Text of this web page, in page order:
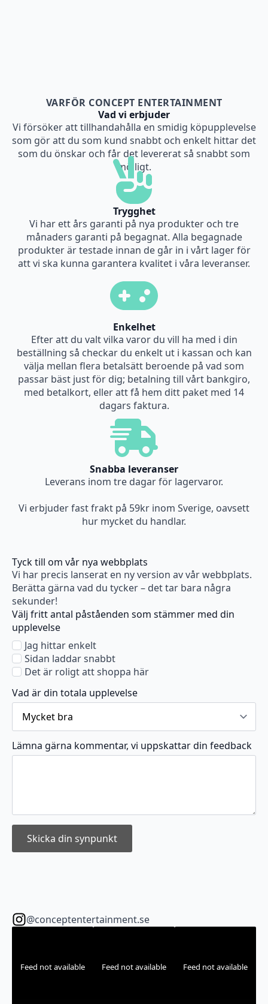
VARFÖR CONCEPT ENTERTAINMENT
Vad vi erbjuder
Vi försöker att tillhandahålla en smidig köpupplevelse
som gör att du som kund snabbt och enkelt hittar det
som du önskar och får det levererat så snabbt som
möjligt.
Trygghet
Vi har ett års garanti på nya produkter och tre
månaders garanti på begagnat. Alla begagnade
produkter är testade innan de går in i vårt lager för
att vi ska kunna garantera kvalitet i våra leveranser.
Enkelhet
Efter att du valt vilka varor du vill ha med i din
beställning så checkar du enkelt ut i kassan och kan
välja mellan flera betalsätt beroende på vad som
passar bäst just för dig; betalning till vårt bankgiro,
med betalkort, eller att få hem ditt paket med 14
dagars faktura.
Snabba leveranser
Leverans inom tre dagar för lagervaror.
Vi erbjuder fast frakt på 59kr inom Sverige, oavsett
hur mycket du handlar.
Tyck till om vår nya webbplats
Vi har precis lanserat en ny version av vår webbplats.
Berätta gärna vad du tycker – det tar bara några
sekunder!
Välj fritt antal påståenden som stämmer med din
upplevelse
Jag hittar enkelt
Sidan laddar snabbt
Det är roligt att shoppa här
Vad är din totala upplevelse
Lämna gärna kommentar, vi uppskattar din feedback
Skicka din synpunkt
@conceptentertainment.se
Feed not available Feed not available Feed not available